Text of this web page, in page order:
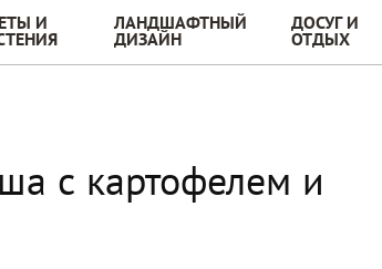
И ЛАНДШАФТНЫЙ
ДИЗАЙН
ДОСУГ И
ОТДЫХ
с картофелем и